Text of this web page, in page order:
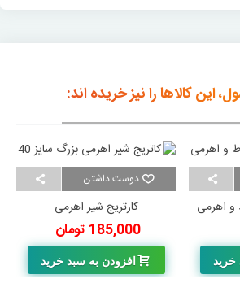
این کالاها را نیز خریده اند:
اهرمی
خرید
دوست داشتن
کارتریج شیر اهرمی
185,000 تومان
افزودن به سبد خرید